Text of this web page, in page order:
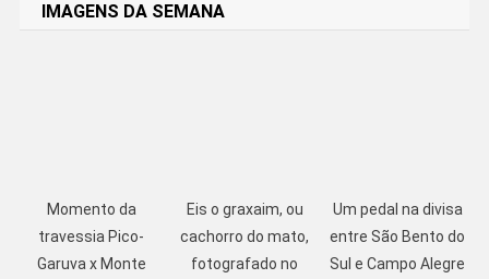
IMAGENS DA SEMANA
Momento da
travessia Pico-
Garuva x Monte
Eis o graxaim, ou
cachorro do mato,
fotografado no
Um pedal na divisa
entre São Bento do
Sul e Campo Alegre